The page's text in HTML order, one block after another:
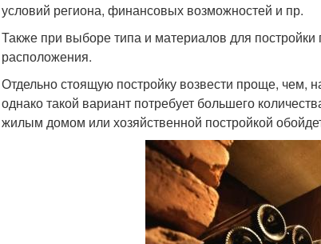
условий региона, финансовых возможностей и пр.
Также при выборе типа и материалов для
расположения.
Отдельно стоящую постройку возвести проще, чем,
однако такой вариант потребует большего
жилым домом или хозяйственной постройкой